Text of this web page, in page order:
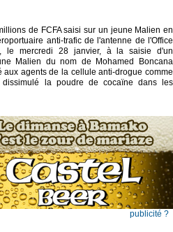
de FCFA saisi sur un jeune Malien en
anti-trafic de l'antenne de l'Office
le mercredi 28 janvier, à la saisie d'un
Malien du nom de Mohamed Boncana
aux agents de la cellule anti-drogue comme
la poudre de cocaïne dans les
publicité ?